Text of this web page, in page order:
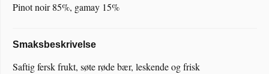
Pinot noir 85%, gamay 15%
Smaksbeskrivelse
Saftig fersk frukt, søte røde bær, leskende og frisk